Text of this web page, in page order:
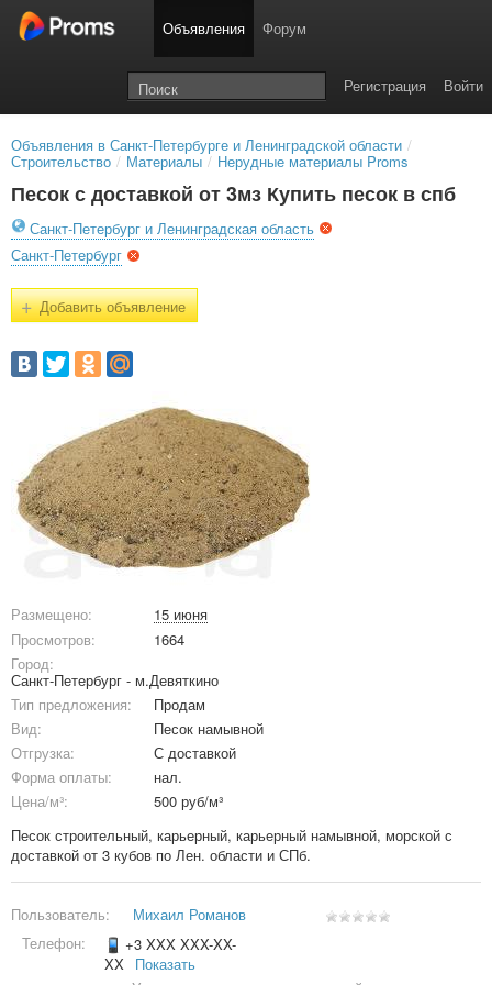
Объявления Форум
Войти
Регистрация
Объявления в Санкт-Петербурге и Ленинградской области /
Строительство / Материалы / Нерудные материалы Proms
Песок с доставкой от 3мз Купить песок в спб
Санкт-Петербург и Ленинградская область
Санкт-Петербург
+Добавить объявление
Размещено:
15 июня
Просмотров:
1664
Город:
Санкт-Петербург - м.Девяткино
Тип предложения:
Продам
Вид:
Песок намывной
Отгрузка:
С доставкой
Форма оплаты:
нал.
Цена/м³:
500 руб/м³
Песок строительный, карьерный, карьерный намывной, морской с
доставкой от 3 кубов по Лен. области и СПб.
Пользователь:
Михаил Романов
Телефон:
+3 XXX XXX-XX-
XX
Показать